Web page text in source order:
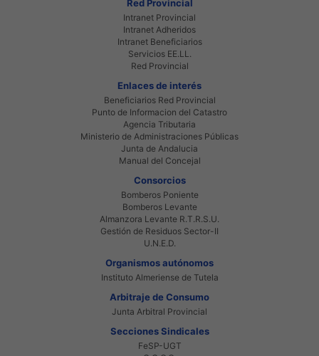
Red Provincial
Intranet Provincial
Intranet Adheridos
Intranet Beneficiarios
Servicios EE.LL.
Red Provincial
Enlaces de interés
Beneficiarios Red Provincial
Punto de Informacion del Catastro
Agencia Tributaria
Ministerio de Administraciones Públicas
Junta de Andalucia
Manual del Concejal
Consorcios
Bomberos Poniente
Bomberos Levante
Almanzora Levante R.T.R.S.U.
Gestión de Residuos Sector-II
U.N.E.D.
Organismos autónomos
Instituto Almeriense de Tutela
Arbitraje de Consumo
Junta Arbitral Provincial
Secciones Sindicales
FeSP-UGT